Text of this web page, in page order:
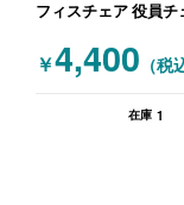
フィスチェア 役員チ
￥4,400 （税
在庫 1